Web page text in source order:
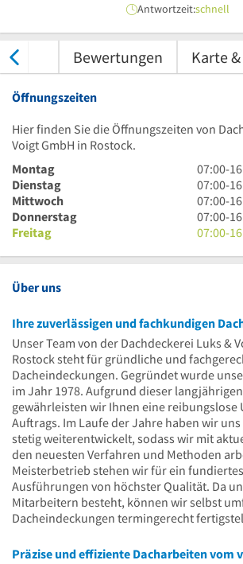
Antwortzeit:schnell
Bewertungen Karte
Öffnungszeiten
Hier finden Sie die Öffnungszeiten von
Voigt GmbH in Rostock.
Montag
7
Uhr
bis
16
Uhr
07:00-
Dienstag
7
Uhr
bis
16
07:00-
Mittwoch
7
Uhr
bis
Uhr
07:00-
Donnerstag
7
Uhr
16
07:00-
Freitag
7
bis
07:00-
Über uns
Unser Team von der Dachdeckerei Luks &
Rostock steht für gründliche und
Dacheindeckungen. Gegründet wurde
im Jahr 1978. Aufgrund dieser
gewährleisten wir Ihnen eine reibungslose
Auftrags. Im Laufe der Jahre haben wir
stetig weiterentwickelt, sodass wir mit
den neuesten Verfahren und Methoden
Meisterbetrieb stehen wir für ein
Ausführungen von höchster Qualität. Da
Mitarbeitern besteht, können wir selbst
Dacheindeckungen termingerecht